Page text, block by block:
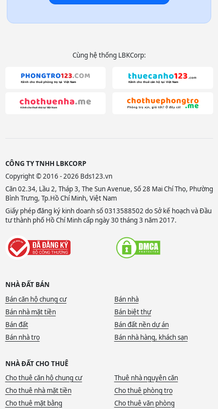
Cùng hệ thống LBKCorp:
CÔNG TY TNHH LBKCORP
Copyright © 2016 - 2026 Bds123.vn
Căn 02.34, Lầu 2, Tháp 3, The Sun Avenue, Số 28 Mai Chí Thọ, Phường
Bình Trưng, Tp.Hồ Chí Minh, Việt Nam
Giấy phép đăng ký kinh doanh số 0313588502 do Sở kế hoạch và Đầu
tư thành phố Hồ Chí Minh cấp ngày 30 tháng 3 năm 2017.
NHÀ ĐẤT BÁN
Bán căn hộ chung cư
Bán nhà
Bán nhà mặt tiền
Bán biệt thự
Bán đất
Bán đất nền dự án
Bán nhà trọ
Bán nhà hàng, khách sạn
NHÀ ĐẤT CHO THUÊ
Cho thuê căn hộ chung cư
Thuê nhà nguyên căn
Cho thuê nhà mặt tiền
Cho thuê phòng trọ
Cho thuê mặt bằng
Cho thuê văn phòng